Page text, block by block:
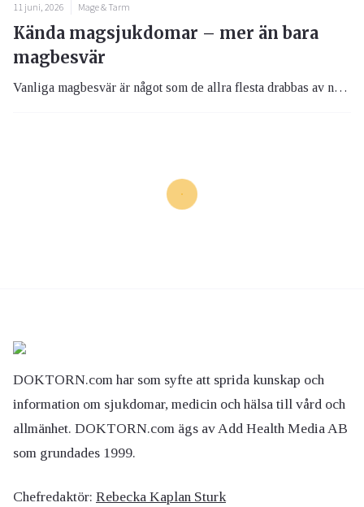
11 juni, 2026 Mage & Tarm
Kända magsjukdomar – mer än bara
magbesvär
Vanliga magbesvär är något som de allra flesta drabbas av någon gång, men ibland handlar det om mer än bara besvär. Här tar vi upp några av de större kända magsjukdomarna.
DOKTORN.com har som syfte att sprida kunskap och
information om sjukdomar, medicin och hälsa till vård och
allmänhet. DOKTORN.com ägs av Add Health Media AB
som grundades 1999.
Chefredaktör: Rebecka Kaplan Sturk